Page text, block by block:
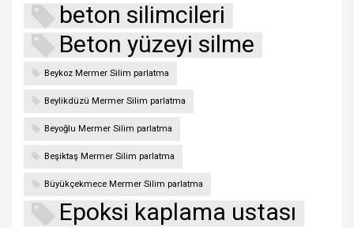
beton silimcileri
Beton yüzeyi silme
Beykoz Mermer Silim parlatma
Beylikdüzü Mermer Silim parlatma
Beyoğlu Mermer Silim parlatma
Beşiktaş Mermer Silim parlatma
Büyükçekmece Mermer Silim parlatma
Epoksi kaplama ustası